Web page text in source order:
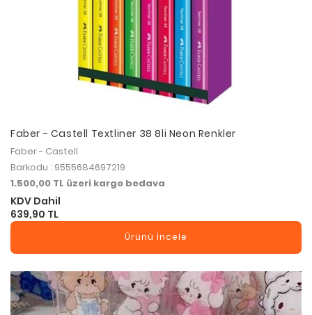
Faber - Castell Textliner 38 8li Neon Renkler
Faber - Castell
Barkodu : 9555684697219
1.500,00 TL üzeri kargo bedava
KDV Dahil
639,90 TL
Ürünü İncele